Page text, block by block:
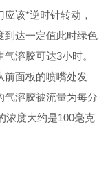
该*逆时针转动，
到达一定值此时绿色
溶胶可达3小时。
前面板的喷嘴处发
气溶胶被流量为每分
浓度大约是100毫克